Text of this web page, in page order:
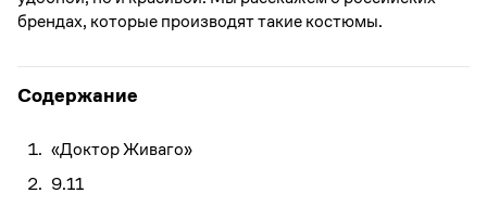
брендах, которые производят такие костюмы.
Содержание
«Доктор Живаго»
9.11